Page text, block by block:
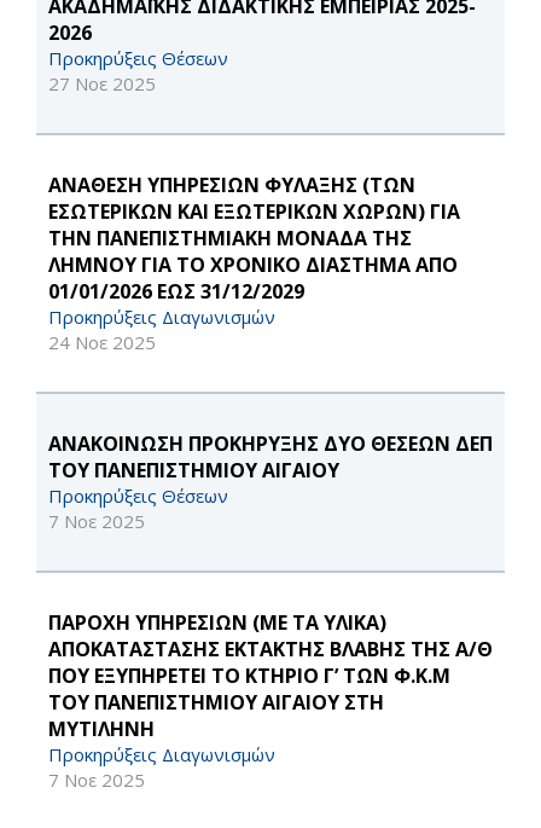
ΑΚΑΔΗΜΑΪΚΗΣ ΔΙΔΑΚΤΙΚΗΣ ΕΜΠΕΙΡΙΑΣ 2025-
2026
Προκηρύξεις Θέσεων
27 Νοε 2025
ΑΝΑΘΕΣΗ ΥΠΗΡΕΣΙΩΝ ΦΥΛΑΞΗΣ (ΤΩΝ
ΕΣΩΤΕΡΙΚΩΝ ΚΑΙ ΕΞΩΤΕΡΙΚΩΝ ΧΩΡΩΝ) ΓΙΑ
ΤΗΝ ΠΑΝΕΠΙΣΤΗΜΙΑΚΗ ΜΟΝΑΔΑ ΤΗΣ
ΛΗΜΝΟΥ ΓΙΑ ΤΟ ΧΡΟΝΙΚΟ ΔΙΑΣΤΗΜΑ ΑΠΟ
01/01/2026 ΕΩΣ 31/12/2029
Προκηρύξεις Διαγωνισμών
24 Νοε 2025
ΑΝΑΚΟΙΝΩΣΗ ΠΡΟΚΗΡΥΞΗΣ ΔΥΟ ΘΕΣΕΩΝ ΔΕΠ
ΤΟΥ ΠΑΝΕΠΙΣΤΗΜΙΟΥ ΑΙΓΑΙΟΥ
Προκηρύξεις Θέσεων
7 Νοε 2025
ΠΑΡΟΧΗ ΥΠΗΡΕΣΙΩΝ (ΜΕ ΤΑ ΥΛΙΚΑ)
ΑΠΟΚΑΤΑΣΤΑΣΗΣ ΕΚΤΑΚΤΗΣ ΒΛΑΒΗΣ ΤΗΣ Α/Θ
ΠΟΥ ΕΞΥΠΗΡΕΤΕΙ ΤΟ ΚΤΗΡΙΟ Γ’ ΤΩΝ Φ.Κ.Μ
ΤΟΥ ΠΑΝΕΠΙΣΤΗΜΙΟΥ ΑΙΓΑΙΟΥ ΣΤΗ
ΜΥΤΙΛΗΝΗ
Προκηρύξεις Διαγωνισμών
7 Νοε 2025